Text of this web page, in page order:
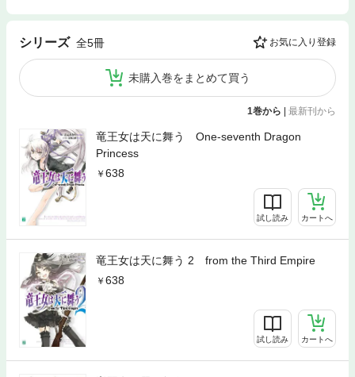
シリーズ 全5冊 お気に入り登録
未購入巻をまとめて買う
1巻から | 最新刊から
竜王女は天に舞う One-seventh Dragon
Princess
638
試し読み カートへ
竜王女は天に舞う 2 from the Third Empire
638
試し読み カートへ